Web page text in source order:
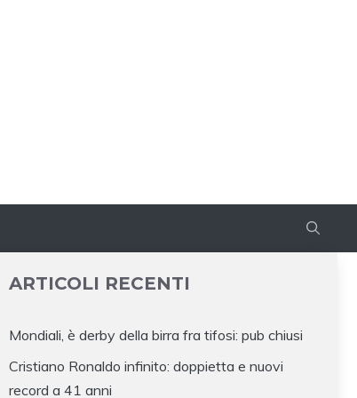
ARTICOLI RECENTI
Mondiali, è derby della birra fra tifosi: pub chiusi
Cristiano Ronaldo infinito: doppietta e nuovi
record a 41 anni